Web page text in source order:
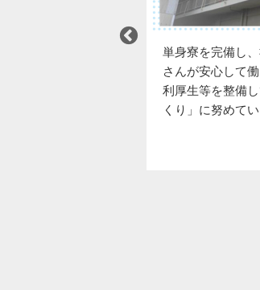
身寮を完備し、社内研修など社員の皆
んが安心して働いていただくための福
厚生等を整備して「働きやすい環境づ